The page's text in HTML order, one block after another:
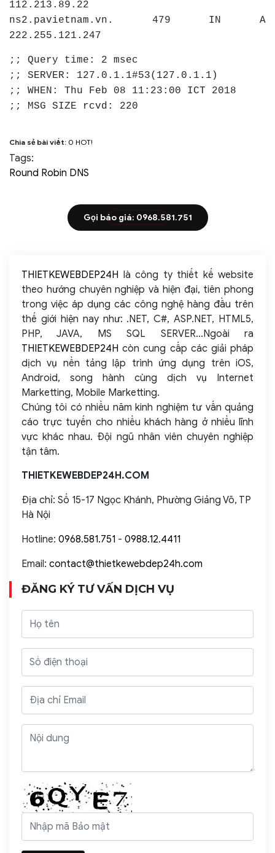
112.213.89.22
ns2.pavietnam.vn. 479 IN A
222.255.121.247
;; Query time: 2 msec
;; SERVER: 127.0.1.1#53(127.0.1.1)
;; WHEN: Thu Feb 08 11:23:00 ICT 2018
;; MSG SIZE rcvd: 220
Chia sẻ bài viết: 0 HOT!
Tags:
Round Robin DNS
Gọi báo giá: 0968.581.751
THIETKEWEBDEP24H là công ty thiết kế website
theo hướng chuyên nghiệp và hiện đại, tiên phong
trong việc áp dụng các công nghệ hàng đầu trên
thế giới hiện nay như: .NET, C#, ASP.NET, HTML5,
PHP, JAVA, MS SQL SERVER...Ngoài ra
THIETKEWEBDEP24H còn cung cấp các giải pháp
dịch vụ nền tảng lập trình ứng dụng trên iOS,
Android, song hành cùng dịch vụ Internet
Marketting, Mobile Marketting.
Chúng tôi có nhiều năm kinh nghiệm tư vấn quảng
cáo trực tuyến cho nhiều khách hàng ở nhiều lĩnh
vực khác nhau. Đội ngũ nhân viên chuyên nghiệp
tận tâm.
THIETKEWEBDEP24H.COM
Địa chỉ: Số 15-17 Ngọc Khánh, Phường Giảng Võ, TP
Hà Nội
Hotline: 0968.581.751 - 0988.12.4411
Email: contact@thietkewebdep24h.com
ĐĂNG KÝ TƯ VẤN DỊCH VỤ